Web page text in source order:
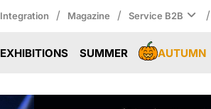
Integration / Magazine / Service B2B /
EXHIBITIONS SUMMER AUTUMN